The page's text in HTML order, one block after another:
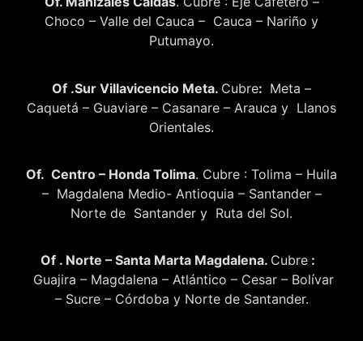
Choco – Valle del Cauca – Cauca – Nariño y
Putumayo.
Of .Sur Villavicencio Meta. Cubre: Meta –
Caquetá – Guaviare – Casanare – Arauca y Llanos
Orientales.
Of. Centro – Honda Tolima. Cubre : Tolima – Huila
– Magdalena Medio- Antioquia – Santander –
Norte de Santander y Ruta del Sol.
Of . Norte – Santa Marta Magdalena. Cubre :
Guajira – Magdalena – Atlántico – Cesar – Bolívar
– Sucre – Córdoba y Norte de Santander.